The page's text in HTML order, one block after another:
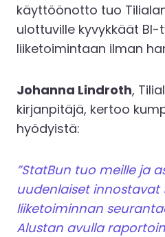
käyttöönotto tuo
ulottuville kyvykkäät
liiketoimintaan ilman
Johanna Lindroth,
kirjanpitäjä, kertoo
hyödyistä:
”StatBun tuo meille ja
uudenlaiset innostavat
liiketoiminnan
Alustan avulla